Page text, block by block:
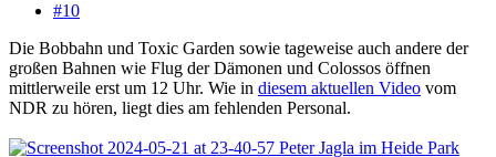
#10
Die Bobbahn und Toxic Garden sowie tageweise auch andere der
großen Bahnen wie Flug der Dämonen und Colossos öffnen
mittlerweile erst um 12 Uhr. Wie in diesem aktuellen Video vom
NDR zu hören, liegt dies am fehlenden Personal.